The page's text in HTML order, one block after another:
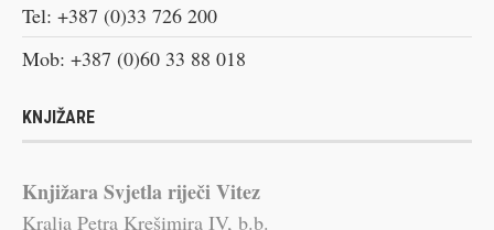
Tel: +387 (0)33 726 200
Mob: +387 (0)60 33 88 018
KNJIŽARE
Knjižara Svjetla riječi Vitez
Kralja Petra Krešimira IV, b.b.